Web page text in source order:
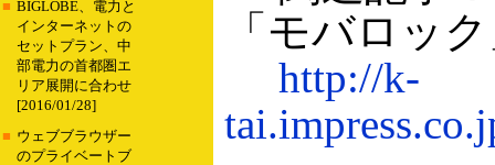
■ BIGLOBE、電力と
インターネットの
セットプラン、中
部電力の首都圏エ
リア展開に合わせ
[2016/01/28]
■ ウェブブラウザー
のプライベートブ
「モバロッ
http://k-